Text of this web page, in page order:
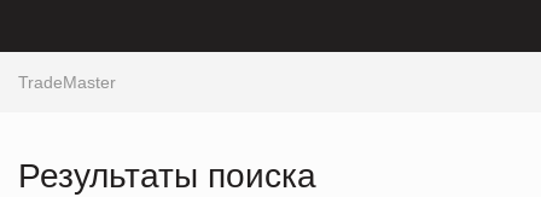
TradeMaster
Результаты поиска